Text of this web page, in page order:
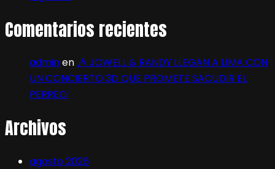
Comentarios recientes
adminen 🎶 JOWELL & RANDY LLEGAN A LIMA CON
UN CONCIERTO 3D QUE PROMETE SACUDIR EL
PERREO:
Archivos
agosto 2026